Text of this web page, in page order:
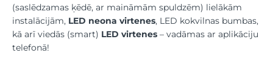
(saslēdzamas ķēdē, ar maināmām spuldzēm) lielākām
instalācijām, LED neona virtenes, LED kokvilnas bumbas,
kā arī viedās (smart) LED virtenes– vadāmas ar aplikāciju
telefonā!